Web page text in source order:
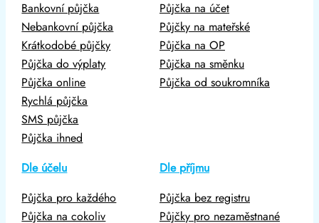
Bankovní půjčka
Nebankovní půjčka
Krátkodobé půjčky
Půjčka do výplaty
Půjčka online
Rychlá půjčka
SMS půjčka
Půjčka ihned
Půjčka na účet
Půjčky na mateřské
Půjčka na OP
Půjčka na směnku
Půjčka od soukromníka
Dle účelu
Půjčka pro každého
Půjčka na cokoliv
Dle příjmu
Půjčka bez registru
Půjčky pro nezaměstnané